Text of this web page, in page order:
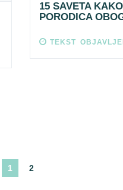
15 SAVETA
PORODICA
TEKST
1 2